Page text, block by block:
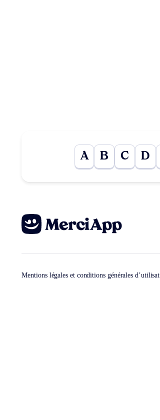
A B C D
Mentions légales et conditions générales